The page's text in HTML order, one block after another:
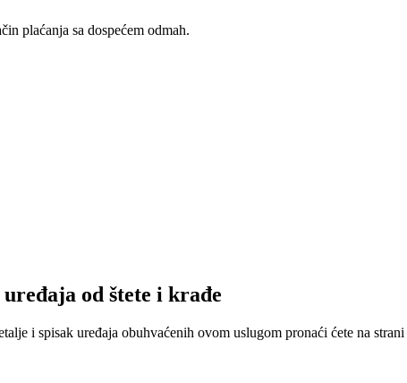
plaćanja sa dospećem odmah.
od štete i krađe
i spisak uređaja obuhvaćenih ovom uslugom pronaći ćete na strani